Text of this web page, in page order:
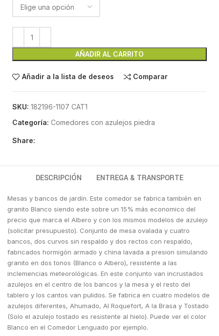
AÑADIR AL CARRITO
Añadir a la lista de deseos Comparar
SKU: 182196-1107 CAT1
Categoría: Comedores con azulejos piedra
Share:
DESCRIPCIÓN ENTREGA & TRANSPORTE
Mesas y bancos de jardín. Este comedor se fabrica también en
granito Blanco siendo este sobre un 15% más economico del
precio que marca el Albero y con los mismos modelos de azulejo
(solicitar presupuesto). Conjunto de mesa ovalada y cuatro
bancos, dos curvos sin respaldo y dos rectos con respaldo,
fabricados hormigón armado y china lavada a presion simulando
granito en dos tonos (Blanco o Albero), resistente a las
inclemencias meteorológicas. En este conjunto van incrustados
azulejos en el centro de los bancos y la mesa y el resto del
tablero y los cantos van pulidos. Se fabrica en cuatro modelos de
azulejos diferentes, Ahumado, Al Roquefort, A la Brasa y Tostado
(Solo el azulejo tostado es resistente al hielo). Puede ver el color
Blanco en el Comedor Lenguado por ejemplo.